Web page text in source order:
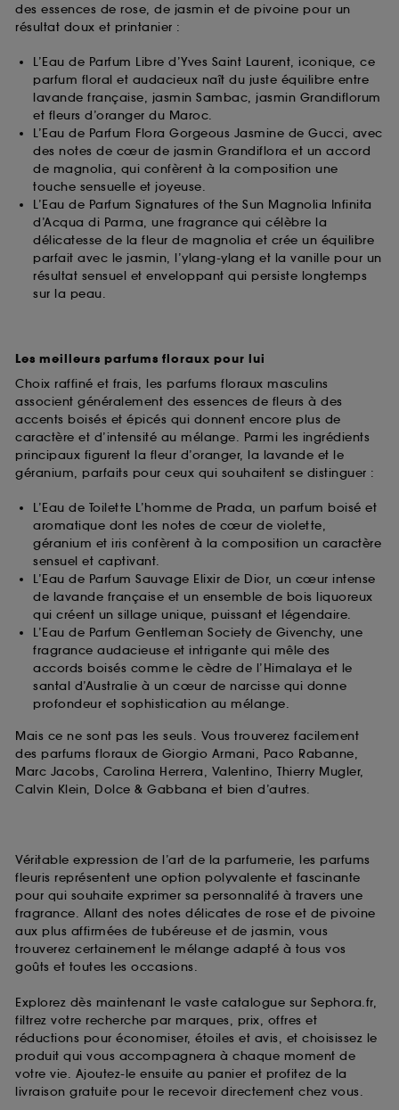
des essences de rose, de jasmin et de pivoine pour un
résultat doux et printanier :
L’Eau de Parfum Libre d’Yves Saint Laurent, iconique, ce
parfum floral et audacieux naît du juste équilibre entre
lavande française, jasmin Sambac, jasmin Grandiflorum
et fleurs d’oranger du Maroc.
L’Eau de Parfum Flora Gorgeous Jasmine de Gucci, avec
des notes de cœur de jasmin Grandiflora et un accord
de magnolia, qui confèrent à la composition une
touche sensuelle et joyeuse.
L’Eau de Parfum Signatures of the Sun Magnolia Infinita
d’Acqua di Parma, une fragrance qui célèbre la
délicatesse de la fleur de magnolia et crée un équilibre
parfait avec le jasmin, l’ylang-ylang et la vanille pour un
résultat sensuel et enveloppant qui persiste longtemps
sur la peau.
Les meilleurs parfums floraux pour lui
Choix raffiné et frais, les parfums floraux masculins
associent généralement des essences de fleurs à des
accents boisés et épicés qui donnent encore plus de
caractère et d’intensité au mélange. Parmi les ingrédients
principaux figurent la fleur d’oranger, la lavande et le
géranium, parfaits pour ceux qui souhaitent se distinguer :
L’Eau de Toilette L’homme de Prada, un parfum boisé et
aromatique dont les notes de cœur de violette,
géranium et iris confèrent à la composition un caractère
sensuel et captivant.
L’Eau de Parfum Sauvage Elixir de Dior, un cœur intense
de lavande française et un ensemble de bois liquoreux
qui créent un sillage unique, puissant et légendaire.
L’Eau de Parfum Gentleman Society de Givenchy, une
fragrance audacieuse et intrigante qui mêle des
accords boisés comme le cèdre de l’Himalaya et le
santal d’Australie à un cœur de narcisse qui donne
profondeur et sophistication au mélange.
Mais ce ne sont pas les seuls. Vous trouverez facilement
des parfums floraux de Giorgio Armani, Paco Rabanne,
Marc Jacobs, Carolina Herrera, Valentino, Thierry Mugler,
Calvin Klein, Dolce & Gabbana et bien d’autres.
Véritable expression de l’art de la parfumerie, les parfums
fleuris représentent une option polyvalente et fascinante
pour qui souhaite exprimer sa personnalité à travers une
fragrance. Allant des notes délicates de rose et de pivoine
aux plus affirmées de tubéreuse et de jasmin, vous
trouverez certainement le mélange adapté à tous vos
goûts et toutes les occasions.
Explorez dès maintenant le vaste catalogue sur Sephora.fr,
filtrez votre recherche par marques, prix, offres et
réductions pour économiser, étoiles et avis, et choisissez le
produit qui vous accompagnera à chaque moment de
votre vie. Ajoutez-le ensuite au panier et profitez de la
livraison gratuite pour le recevoir directement chez vous.